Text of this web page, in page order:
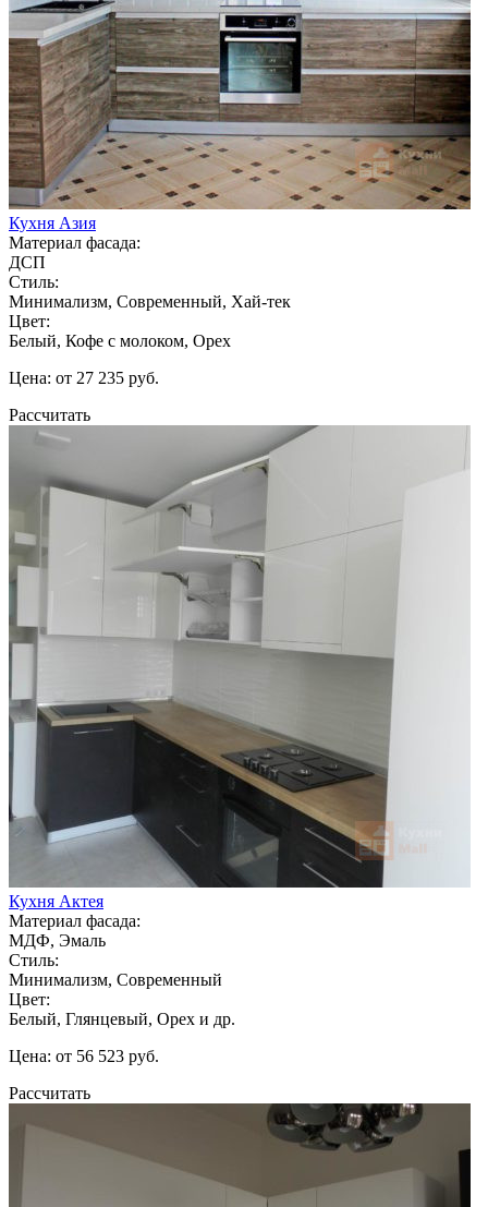
Кухня Азия
Материал фасада:
ДСП
Стиль:
Минимализм, Современный, Хай-тек
Цвет:
Белый, Кофе с молоком, Орех
Цена: от 27 235 руб.
Рассчитать
Кухня Актея
Материал фасада:
МДФ, Эмаль
Стиль:
Минимализм, Современный
Цвет:
Белый, Глянцевый, Орех и др.
Цена: от 56 523 руб.
Рассчитать